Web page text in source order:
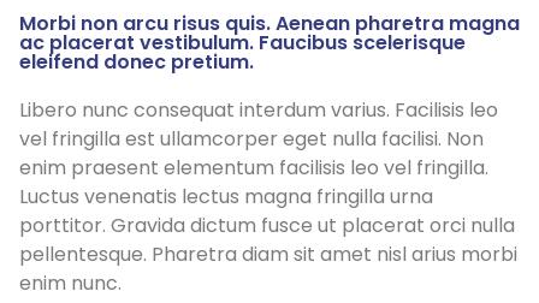
Morbi non arcu risus quis. Aenean pharetra magna
ac placerat vestibulum. Faucibus scelerisque
eleifend donec pretium.
Libero nunc consequat interdum varius. Facilisis leo
vel fringilla est ullamcorper eget nulla facilisi. Non
enim praesent elementum facilisis leo vel fringilla.
Luctus venenatis lectus magna fringilla urna
porttitor. Gravida dictum fusce ut placerat orci nulla
pellentesque. Pharetra diam sit amet nisl arius morbi
enim nunc.